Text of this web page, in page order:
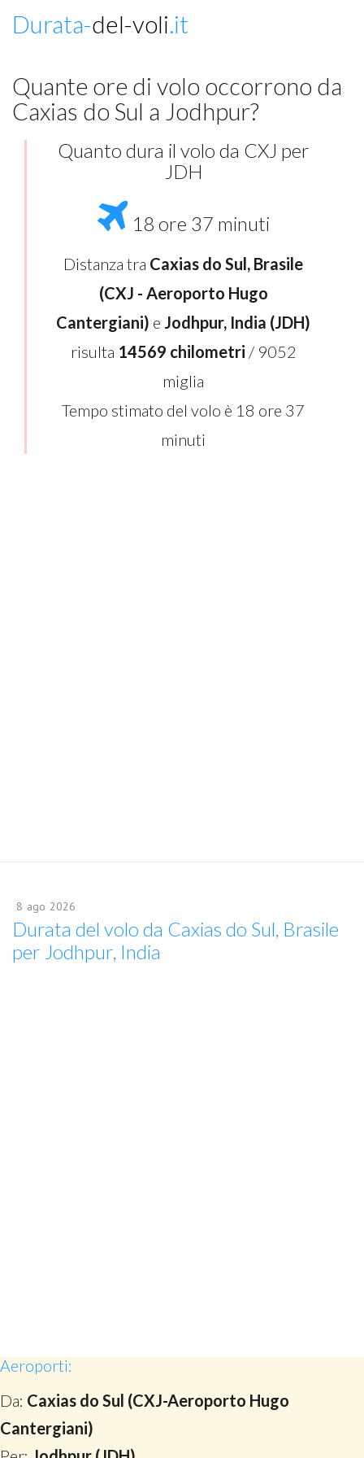
Durata-del-voli.it
Quante ore di volo occorrono da
Caxias do Sul a Jodhpur?
Quanto dura il volo da CXJ per
JDH
18 ore 37 minuti
Distanza tra Caxias do Sul, Brasile
(CXJ - Aeroporto Hugo
Cantergiani) e Jodhpur, India (JDH)
risulta 14569 chilometri / 9052
miglia
Tempo stimato del volo è 18 ore 37
minuti
8 ago 2026
Durata del volo da Caxias do Sul, Brasile
per Jodhpur, India
Aeroporti:
Da: Caxias do Sul (CXJ-Aeroporto Hugo
Cantergiani)